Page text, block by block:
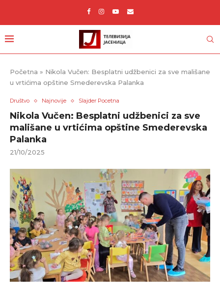
Početna » Nikola Vučen: Besplatni udžbenici za sve mališane
u vrtićima opštine Smederevska Palanka
Društvo Najnovije Slajder Pocetna
Nikola Vučen: Besplatni udžbenici za sve
mališane u vrtićima opštine Smederevska
Palanka
21/10/2025